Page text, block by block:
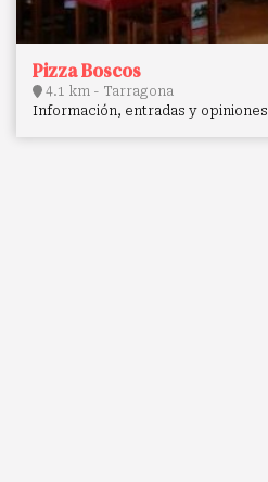
Pizza Boscos
4.1 km - Tarragona
Información, entradas y opiniones